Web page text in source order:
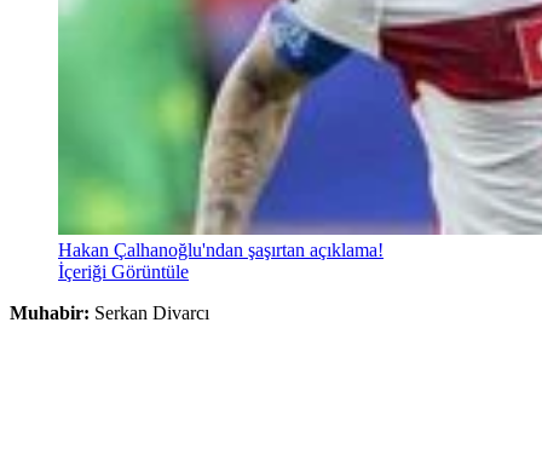
Hakan Çalhanoğlu'ndan şaşırtan açıklama!
İçeriği Görüntüle
Muhabir: Serkan Divarcı